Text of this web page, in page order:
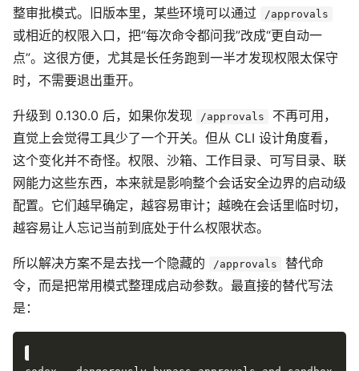
整审批模式。旧版本里，某些环境可以通过
/approvals
或相近的权限入口，把“每次命令都问我”改成“更自动一
点”。这很方便，尤其是长任务跑到一半才发现权限太保守
时，不需要退出重开。
升级到 0.130.0 后，如果你发现 /approvals
不再可用，
直觉上会觉得工具少了一个开关。但从 CLI 设计角度看，
这个变化并不奇怪。权限、沙箱、工作目录、可写目录、联
网能力这些东西，本来就是影响整个会话安全边界的启动级
配置。它们越早确定，越容易审计；越晚在会话里临时切，
越容易让人忘记当前到底处于什么权限状态。
所以解决方案不是去找一个隐藏的 /approvals
替代命
令，而是把常用模式整理成启动参数。最直接的替代写法
是：